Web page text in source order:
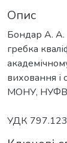
Опис
Бондар А. А.
гребка
виховання і
МОНУ,
УДК